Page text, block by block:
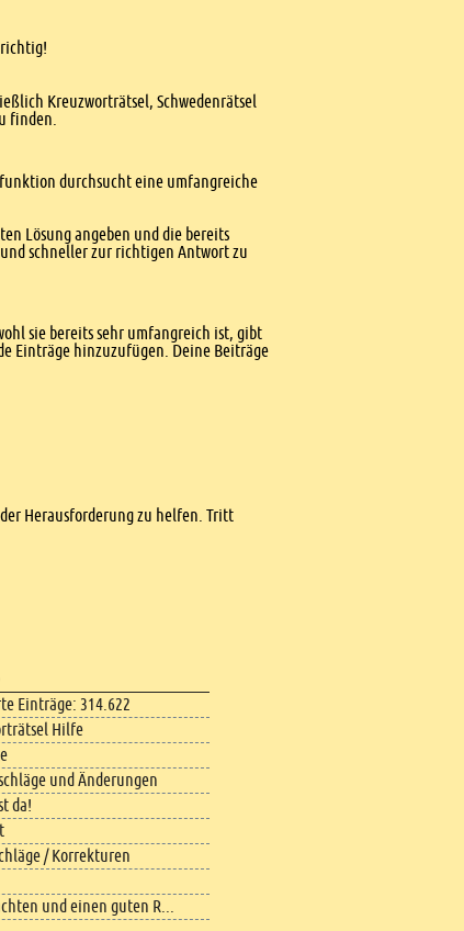
Kreuzworträtsel, Schwedenrätsel
finden.
durchsucht eine umfangreiche
Lösung angeben und die bereits
schneller zur richtigen Antwort zu
sie bereits sehr umfangreich ist, gibt
Einträge hinzuzufügen. Deine Beiträge
Herausforderung zu helfen. Tritt
Einträge: 314.622
Hilfe
und Änderungen
da!
/ Korrekturen
und einen guten R...